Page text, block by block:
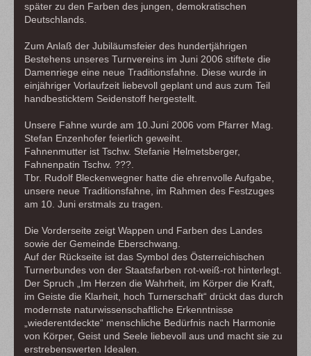
später zu den Farben des jungen, demokratischen
Deutschlands.
Zum Anlaß der Jubiläumsfeier des hundertjährigen
Bestehens unseres Turnvereins im Juni 2006 stiftete die
Damenriege eine neue Traditionsfahne. Diese wurde in
einjähriger Vorlaufzeit liebevoll geplant und aus zum Teil
handbesticktem Seidenstoff hergestellt.
Unsere Fahne wurde am 10.Juni 2006 vom Pfarrer Mag.
Stefan Enzenhofer feierlich geweiht.
Fahnenmutter ist Tschw. Stefanie Helmetsberger,
Fahnenpatin Tschw. ???.
Tbr. Rudolf Bleckenwegner hatte die ehrenvolle Aufgabe,
unsere neue Traditionsfahne, im Rahmen des Festzuges
am 10. Juni erstmals zu tragen.
Die Vorderseite zeigt Wappen und Farben des Landes
sowie der Gemeinde Eberschwang.
Auf der Rückseite ist das Symbol des Österreichischen
Turnerbundes von der Staatsfarben rot-weiß-rot hinterlegt.
Der Spruch „Im Herzen die Wahrheit, im Körper die Kraft,
im Geiste die Klarheit, hoch Turnerschaft“ drückt das durch
modernste naturwissenschaftliche Erkenntnisse
„wiederentdeckte“ menschliche Bedürfnis nach Harmonie
von Körper, Geist und Seele liebevoll aus und macht sie zu
erstrebenswerten Idealen.